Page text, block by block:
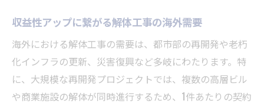
収益性アップに繋がる解体工事の海外需要
海外における解体工事の需要は、都市部の再開発や老朽
化インフラの更新、災害復興など多岐にわたります。特
に、大規模な再開発プロジェクトでは、複数の高層ビル
や商業施設の解体が同時進行するため、1件あたりの契約